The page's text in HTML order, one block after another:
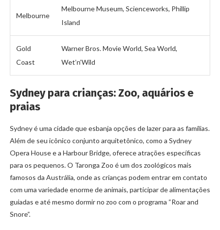
Melbourne
Melbourne Museum, Scienceworks, Phillip
Island
Gold
Coast
Warner Bros. Movie World, Sea World,
Wet’n’Wild
Sydney para crianças: Zoo, aquários e
praias
Sydney é uma cidade que esbanja opções de lazer para as famílias.
Além de seu icônico conjunto arquitetônico, como a Sydney
Opera House e a Harbour Bridge, oferece atrações específicas
para os pequenos. O Taronga Zoo é um dos zoológicos mais
famosos da Austrália, onde as crianças podem entrar em contato
com uma variedade enorme de animais, participar de alimentações
guiadas e até mesmo dormir no zoo com o programa “Roar and
Snore”.